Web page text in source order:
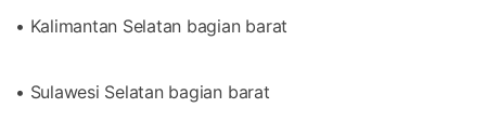
• Kalimantan Selatan bagian barat
• Sulawesi Selatan bagian barat